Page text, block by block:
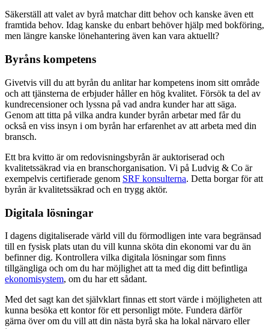
Säkerställ att valet av byrå matchar ditt behov och kanske även ett
framtida behov. Idag kanske du enbart behöver hjälp med bokföring,
men längre kanske lönehantering även kan vara aktuellt?
Byråns kompetens
Givetvis vill du att byrån du anlitar har kompetens inom sitt område
och att tjänsterna de erbjuder håller en hög kvalitet. Försök ta del av
kundrecensioner och lyssna på vad andra kunder har att säga.
Genom att titta på vilka andra kunder byrån arbetar med får du
också en viss insyn i om byrån har erfarenhet av att arbeta med din
bransch.
Ett bra kvitto är om redovisningsbyrån är auktoriserad och
kvalitetssäkrad via en branschorganisation. Vi på Ludvig & Co är
exempelvis certifierade genom SRF konsulterna. Detta borgar för att
byrån är kvalitetssäkrad och en trygg aktör.
Digitala lösningar
I dagens digitaliserade värld vill du förmodligen inte vara begränsad
till en fysisk plats utan du vill kunna sköta din ekonomi var du än
befinner dig. Kontrollera vilka digitala lösningar som finns
tillgängliga och om du har möjlighet att ta med dig ditt befintliga
ekonomisystem, om du har ett sådant.
Med det sagt kan det självklart finnas ett stort värde i möjligheten att
kunna besöka ett kontor för ett personligt möte. Fundera därför
gärna över om du vill att din nästa byrå ska ha lokal närvaro eller